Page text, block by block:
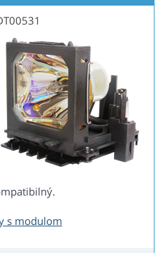
s modulom